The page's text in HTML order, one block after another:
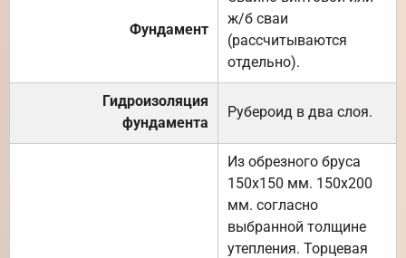
Фундамент
ж/б сваи
(рассчитываются
отдельно).
Гидроизоляция
фундамента
Рубероид в два слоя.
Из обрезного бруса
150х150 мм. 150х200
мм. согласно
выбранной толщине
утепления. Торцевая